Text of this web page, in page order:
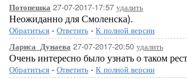
Потопешка 27-07-2017-17:57 удалить
Неожиданно для Смоленска).
Обратиться - Ответить - К полной версии
Лариса_Дунаева 27-07-2017-20:50 удалить
Очень интересно было узнать о таком
Обратиться - Ответить - К полной версии